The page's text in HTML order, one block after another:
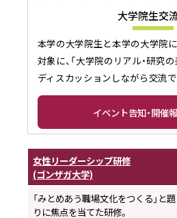
大学院生交
本学の大学院生と本学の大学院
対象に、「大学院のリアル・研究
ディスカッションしながら交流で
イベント告知・開催
女性リーダーシップ研修
(ゴンザガ大学)
「みとめあう職場文化をつくる」と
りに焦点を当てた研修。